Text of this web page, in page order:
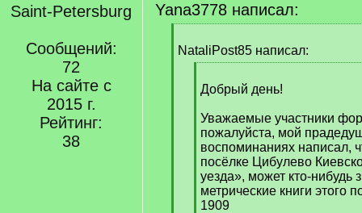
Saint-Petersburg
Сообщений:
72
На сайте с
2015 г.
Рейтинг:
38
Yana3778 написал:
q
NataliPost85 написал:
q
Добрый день!
Уважаемые участники
пожалуйста, мой
воспоминаниях написал,
посёлке Цибулево
уезда», может кто-нибудь
метрические книги этого
1909